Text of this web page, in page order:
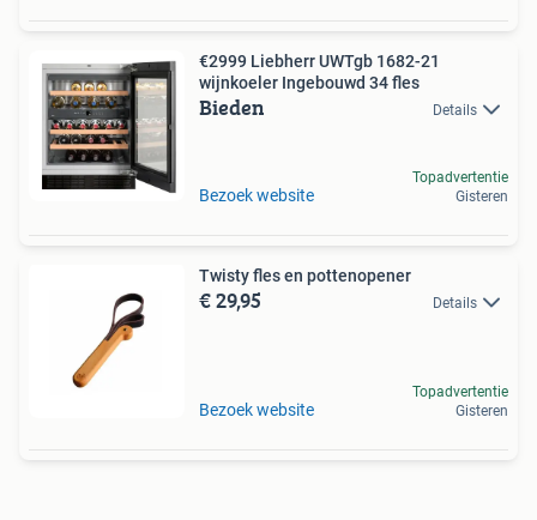
€2999 Liebherr UWTgb 1682-21
wijnkoeler Ingebouwd 34 fles
Bieden Details
Bezoek website
Topadvertentie
Gisteren
Twisty fles en pottenopener
€ 29,95 Details
Bezoek website
Topadvertentie
Gisteren